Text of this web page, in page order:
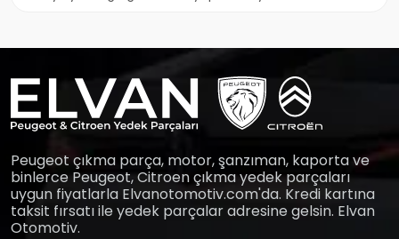
Peugeot çıkma parça, motor, şanzıman, kaporta ve
binlerce Peugeot, Citroen çıkma yedek parçaları
uygun fiyatlarla Elvanotomotiv.com'da. Kredi kartına
taksit fırsatı ile yedek parçalar adresine gelsin. Elvan
Otomotiv.